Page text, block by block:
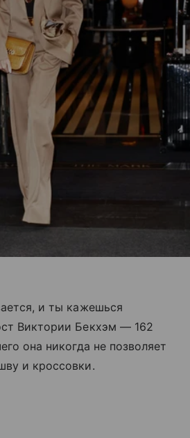
и ты кажешься
Виктории Бекхэм — 162
она никогда не позволяет
и кроссовки.